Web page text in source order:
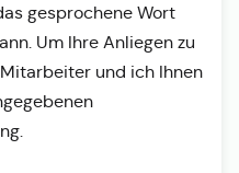
gesprochene Wort
Um Ihre Anliegen zu
und ich Ihnen